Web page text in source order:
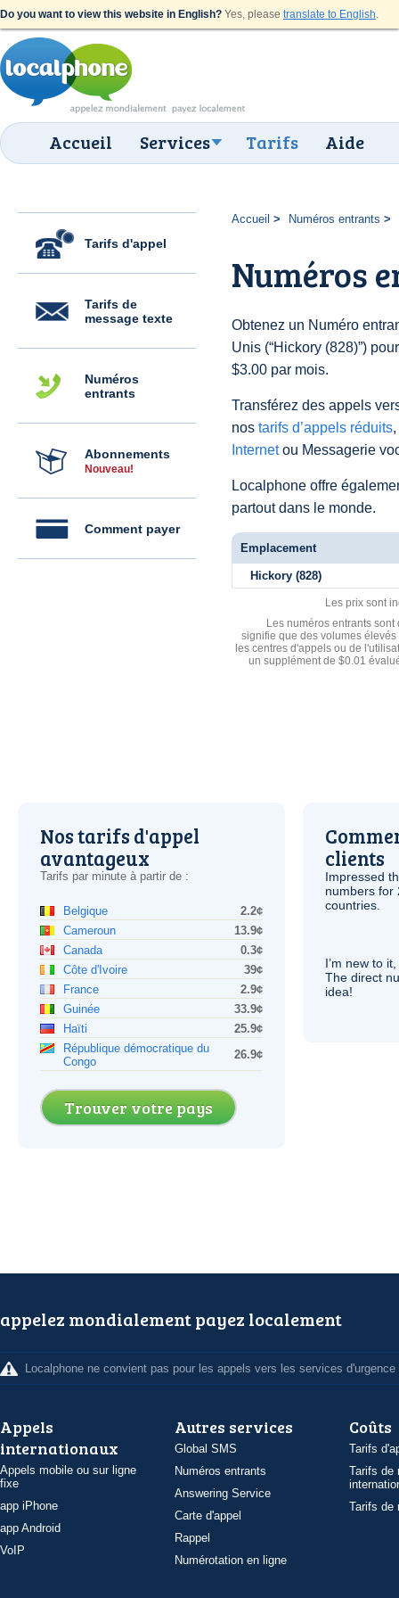
Do you want to view this website in English? Yes, please translate to English.
Accueil Services Tarifs Aide
Tarifs d'appel
Tarifs de
message texte
Numéros
entrants
Abonnements
Nouveau!
Comment payer
Accueil Numéros entrants
Numéros
Obtenez un Numéro
Unis (“Hickory (828)”)
$3.00 par mois.
Transférez des appels
nos tarifs d’appels réduits
Internetou Messagerie
Localphone offre
partout dans le monde.
Emplacement
Hickory (828)
Les prix sont
Les numéros entrants
signifie que des volumes
les centres d'appels ou de
un supplément de $0.01
Nos tarifs d'appel
avantageux
Tarifs par minute à partir de :
Belgique
2.2¢
Cameroun
13.9¢
Canada
0.3¢
Côte d'Ivoire
39¢
France
2.9¢
Guinée
33.9¢
Haïti
25.9¢
République démocratique du
Congo
26.9¢
Trouver votre pays
clients
Impressed
numbers for
countries.
I’m new to
The direct
idea!
appelez mondialement payez localement
Localphone ne convient pas pour les appels vers les services d'urgence
Appels
internationaux
Appels mobile ou sur ligne
fixe
app iPhone
app Android
VoIP
Autres services
Global SMS
Numéros entrants
Answering Service
Carte d'appel
Rappel
Numérotation en ligne
Coûts
Tarifs
Tarifs de
Tarifs de